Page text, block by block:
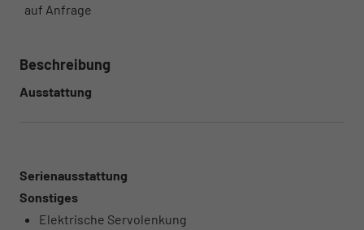
auf Anfrage
Beschreibung
Ausstattung
Serienausstattung
Sonstiges
Elektrische Servolenkung